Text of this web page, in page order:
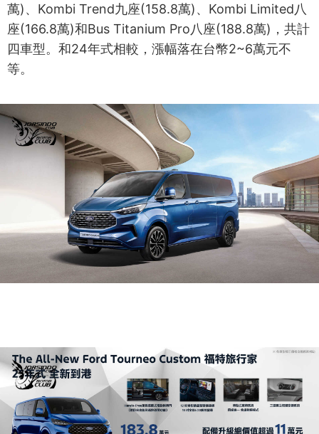
萬)、Kombi Trend九座(158.8萬)、Kombi Limited八
座(166.8萬)和Bus Titanium Pro八座(188.8萬)，共計
四車型。和24年式相較，漲幅落在台幣2~6萬元不
等。